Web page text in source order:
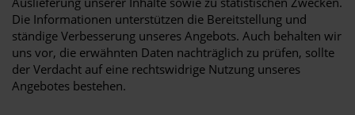
Die Informationen unterstützen die Bereitstellung und
ständige Verbesserung unseres Angebots. Auch behalten wir
uns vor, die erwähnten Daten nachträglich zu prüfen, sollte
der Verdacht auf eine rechtswidrige Nutzung unseres
Angebotes bestehen.